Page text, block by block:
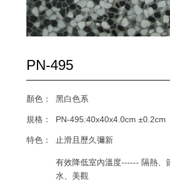
PN-495
顏色： 黑白色系
規格： PN-495:40x40x4.0cm ±0.2cm
特色： 止滑且歷久彌新
有效降低室內溫度------ 隔熱、
水、美觀